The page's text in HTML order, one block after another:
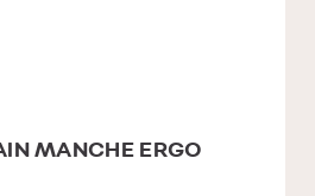
MANCHE ERGO